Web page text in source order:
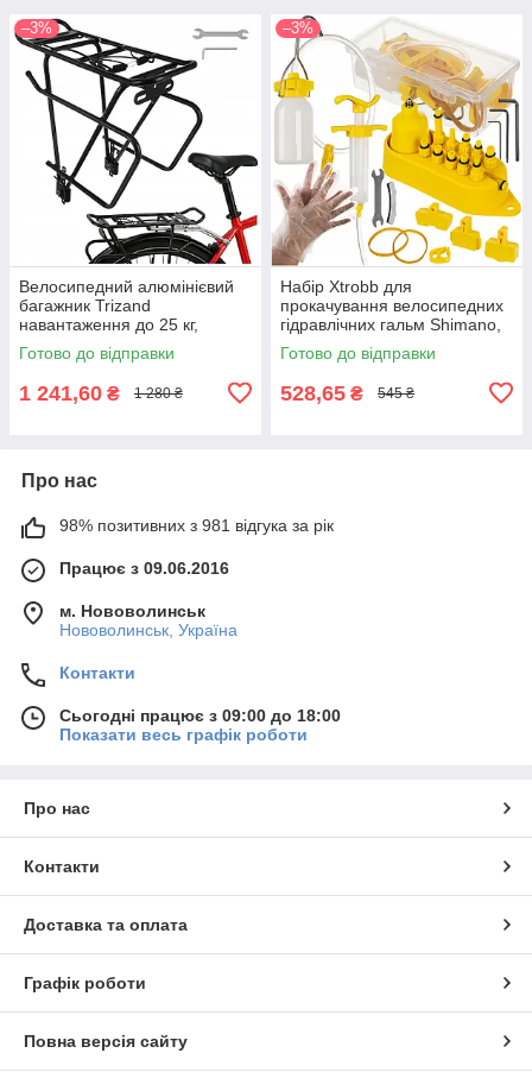
–3%
Велосипедний алюмінієвий
багажник Trizand
навантаження до 25 кг,
регульований, сумісний із
дисковими гальмами (27352)
Готово до відправки
1 241,60 ₴ 1 280 ₴
–3%
Набір Xtrobb для
прокачування велосипедних
гідравлічних гальм Shimano,
SRAM, Magura та Tektro
(25242)
Готово до відправки
528,65 ₴ 545 ₴
Про нас
98% позитивних з 981 відгука за рік
Працює з 09.06.2016
м. Нововолинськ
Нововолинськ, Україна
Контакти
Сьогодні працює з 09:00 до 18:00
Показати весь графік роботи
Про нас
Контакти
Доставка та оплата
Графік роботи
Повна версія сайту